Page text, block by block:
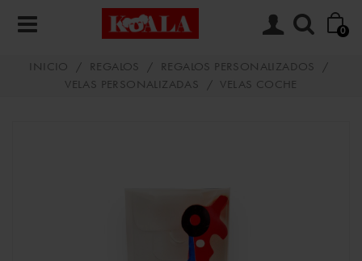
0
INICIO / REGALOS / REGALOS PERSONALIZADOS
/
VELAS PERSONALIZADAS
/ VELAS COCHE